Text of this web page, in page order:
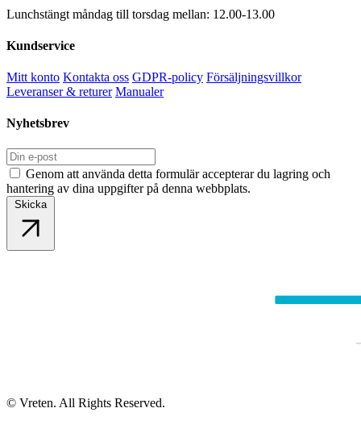
Lunchstängt måndag till torsdag mellan: 12.00-13.00
Kundservice
Mitt konto Kontakta oss GDPR-policy Försäljningsvillkor
Leveranser & returer Manualer
Nyhetsbrev
Genom att använda detta formulär accepterar du lagring och
hantering av dina uppgifter på denna webbplats.
Skicka
© Vreten. All Rights Reserved.